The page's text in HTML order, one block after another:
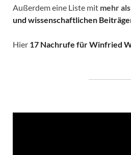
Außerdem eine Liste mit mehr als
und wissenschaftlichen Beiträge
Hier 17 Nachrufe für Winfried